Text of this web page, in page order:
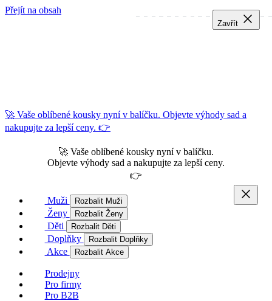
Přejít na obsah
🚀 Vaše oblíbené kousky nyní v balíčku. Objevte výhody sad a
nakupujte za lepší ceny. 👉
🚀 Vaše oblíbené kousky nyní v balíčku.
Objevte výhody sad a nakupujte za lepší ceny.
👉
Muži Rozbalit Muži
Ženy Rozbalit Ženy
Děti Rozbalit Děti
Doplňky Rozbalit Doplňky
Akce Rozbalit Akce
Prodejny
Pro firmy
Pro B2B
Zavřít
Zavřít
Zavřít